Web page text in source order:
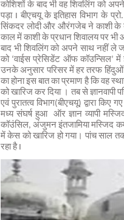
कोशिशों के बाद भी वह शिवलिंग को
पड़ा I बीएचयू के इतिहास विभाग के
सिंकदर लोदी और औरंगजेब ने काशी के
काल में काशी के प्रधान शिवालय पर
बाद भी शिवलिंग को अपने साथ नहीं ले
को ‘वाईस प्रेसिडेंट ऑफ कॉउन्सिल’ में
उनके अनुसार परिसर में हर तरफ हिंदुओं
का होना इस बात का प्रमाण है कि वह
को खारिज कर दिया । तब से
एवं पुरातत्व विभाग(बीएचयू) द्वारा
मध्य संघर्ष हुआ ऑर ज्ञान व्यापी
कॉउंसिल, अंजुमन इंतजामिया मस्जिद
में केस को खारिज हो गया। पांच साल
रहा है I